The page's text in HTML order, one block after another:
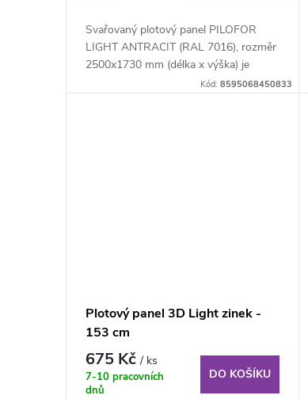
Svařovaný plotový panel PILOFOR
LIGHT ANTRACIT (RAL 7016), rozměr
2500x1730 mm (délka x výška) je
Kód:8595068450833
Plotový panel 3D Light zinek -
153 cm
675 Kč/ ks
7-10 pracovních
dnů
DO KOŠÍKU